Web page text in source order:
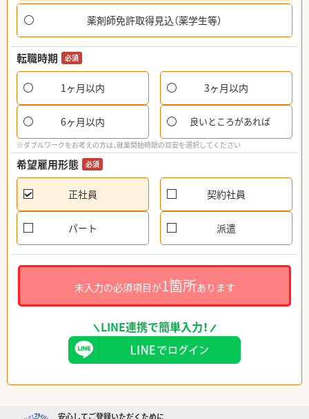
薬剤師免許取得見込（薬学生等）
転職時期 必須
1ヶ月以内 3ヶ月以内
6ヶ月以内 良いところがあれば
※ダブルワークをお考えの方は、就業開始時期の目安を選択してください
希望雇用形態 必須
正社員 契約社員
パート 派遣
未入力の必須項目が1箇所あります
LINE連携で簡単入力！
安心してご登録いただくために